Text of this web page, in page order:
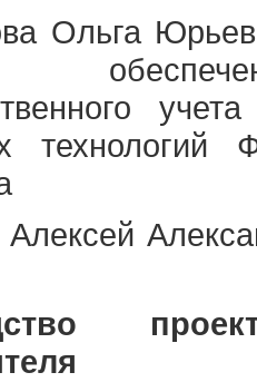
Ольга
технологий